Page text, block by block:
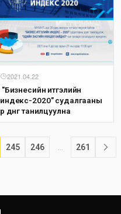
2021.04.22
​ "Бизнесийн итгэлийн
индекс-2020" судалгааны
үр дүнг танилцуулна
245 246 261